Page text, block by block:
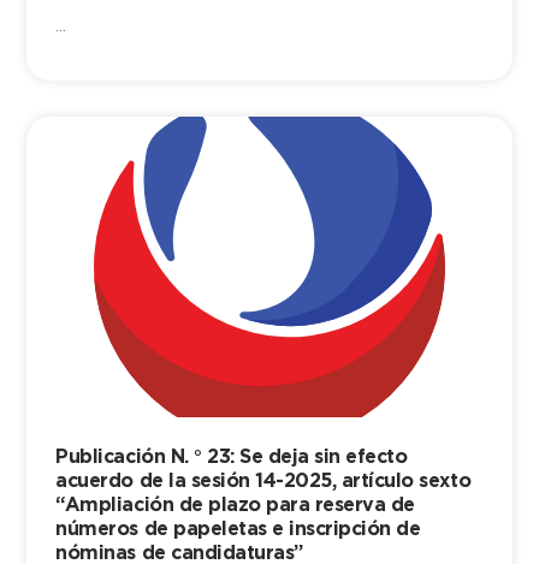
Publicación N. ° 23: Se deja sin efecto
acuerdo de la sesión 14-2025, artículo sexto
“Ampliación de plazo para reserva de
números de papeletas e inscripción de
nóminas de candidaturas”